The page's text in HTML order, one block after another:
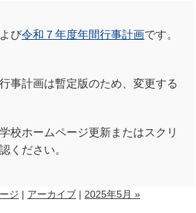
び令和７年度年間行事計画です。
事計画は暫定版のため、変更する
校ホームページ更新またはスクリ
ください。
ジ | アーカイブ | 2025年5月 »